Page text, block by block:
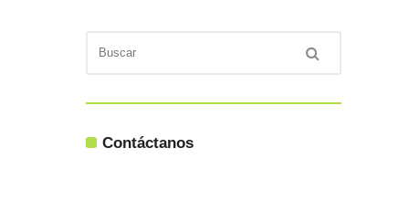
Contáctanos